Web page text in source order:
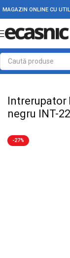
MAGAZIN ONLINE CU
Prima pagină Electrice
Intrerupator
negru INT-
-27%